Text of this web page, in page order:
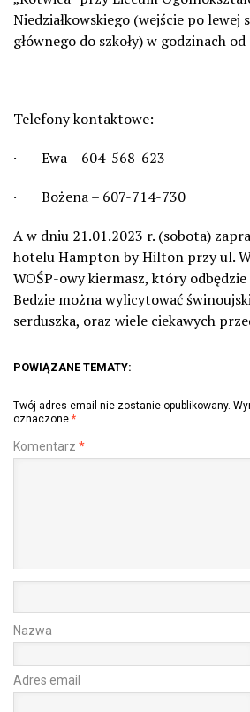
Niedziałkowskiego (wejście po lewej
głównego do szkoły) w godzinach
Telefony kontaktowe:
· Ewa – 604-568-623
· Bożena – 607-714-730
A w dniu 21.01.2023 r. (sobota)
hotelu Hampton by Hilton przy ul.
WOŚP-owy kiermasz, który odbędzie
Bedzie można wylicytować
serduszka, oraz wiele ciekawych
POWIĄZANE TEMATY:
Twój adres email nie zostanie opublikowany.
oznaczone *
Komentarz *
Nazwa
Adres email